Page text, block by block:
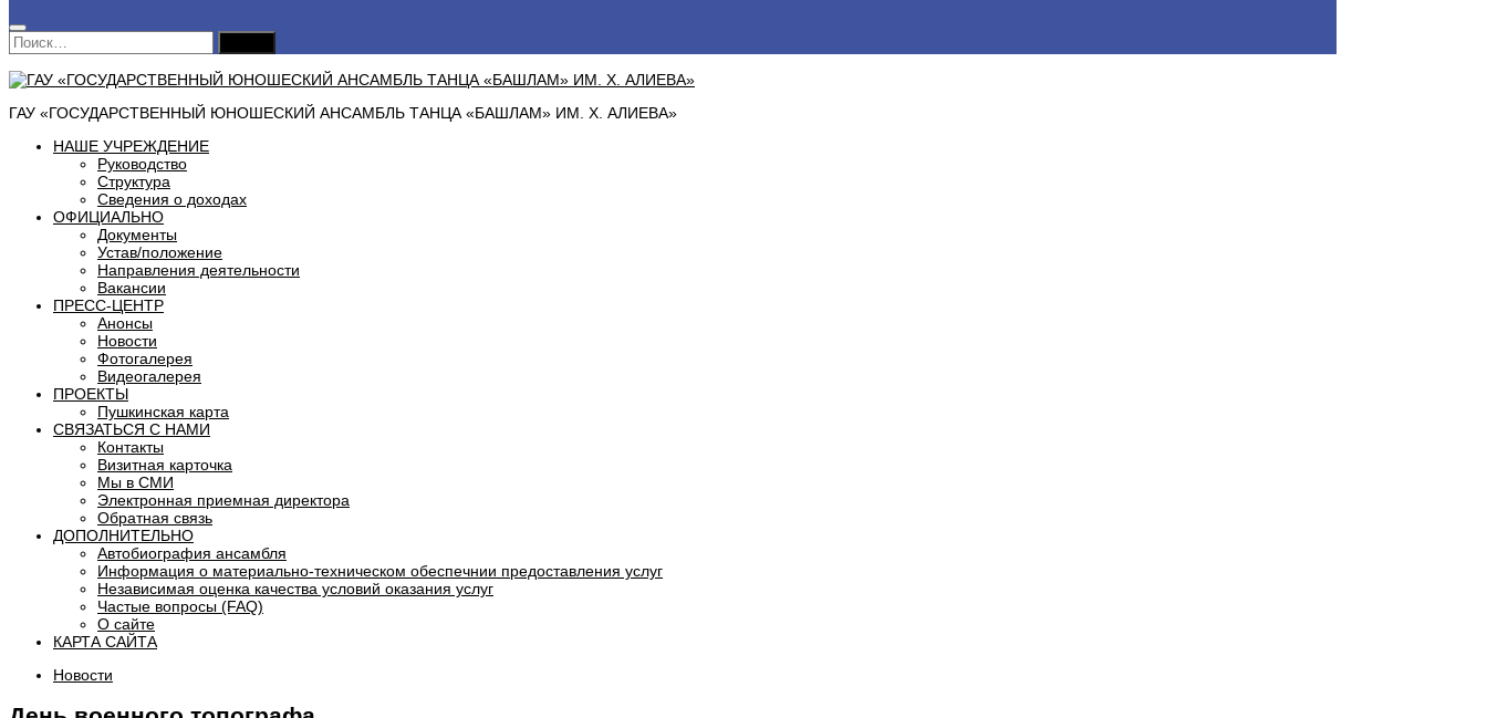
Найти:
ГАУ «ГОСУДАРСТВЕННЫЙ ЮНОШЕСКИЙ АНСАМБЛЬ ТАНЦА «БАШЛАМ» ИМ. Х. АЛИЕВА»
НАШЕ УЧРЕЖДЕНИЕ
Руководство
Структура
Сведения о доходах
ОФИЦИАЛЬНО
Документы
Устав/положение
Направления деятельности
Вакансии
ПРЕСС-ЦЕНТР
Анонсы
Новости
Фотогалерея
Видеогалерея
ПРОЕКТЫ
Пушкинская карта
СВЯЗАТЬСЯ С НАМИ
Контакты
Визитная карточка
Мы в СМИ
Электронная приемная директора
Обратная связь
ДОПОЛНИТЕЛЬНО
Автобиография ансамбля
Информация о материально-техническом обеспечнии предоставления услуг
Независимая оценка качества условий оказания услуг
Частые вопросы (FAQ)
О сайте
КАРТА САЙТА
Новости